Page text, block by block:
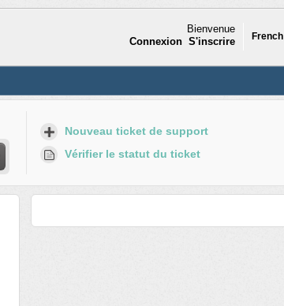
French
Bienvenue
Connexion S'inscrire
Nouveau ticket de support
Vérifier le statut du ticket